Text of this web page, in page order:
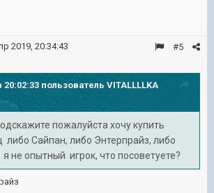
#5
2019, 20:34:43
20:02:33 пользователь VITALLLLKA
пожалуйста хочу купить
либо Сайпан, либо Энтерпрайз, либо
не опытный игрок, что посоветуете?